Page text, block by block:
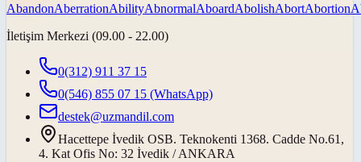
AbandonAberrationAbilityAbnormalAboardAbolishAbortAbortion
İletişim Merkezi (09.00 - 22.00)
0(312) 911 37 15
0(546) 855 07 15 (WhatsApp)
destek@uzmandil.com
Hacettepe İvedik OSB. Teknokenti 1368. Cadde No.61,
4. Kat Ofis No: 32 İvedik / ANKARA